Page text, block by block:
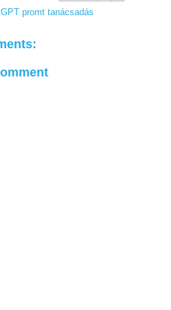
promt tanácsadás